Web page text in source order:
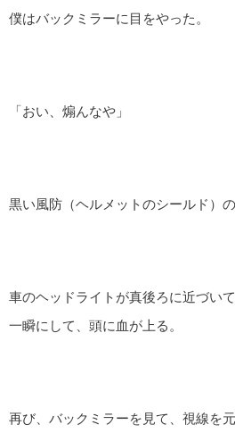
僕はバックミラーに目をやった。
「おい、煽んなや」
黒い風防（ヘルメットのシールド）の
車のヘッドライトが真後ろに近づいて
一瞬にして、頭に血が上る。
再び、バックミラーを見て、視線を元